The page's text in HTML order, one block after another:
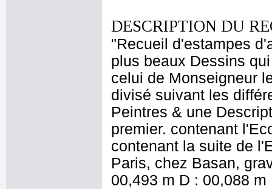
DESCRIPTION DU
"Recueil d'estampes
plus beaux Dessins
celui de Monseigneur
divisé suivant les
Peintres & une
premier. contenant
contenant la suite de
Paris, chez Basan,
00,493 m D : 00,088